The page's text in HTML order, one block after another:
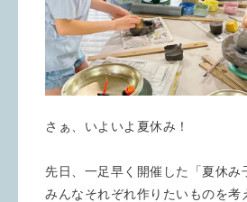
さぁ、いよいよ夏休み！
先日、一足早く開催した「夏休み
みんなそれぞれ作りたいものを考